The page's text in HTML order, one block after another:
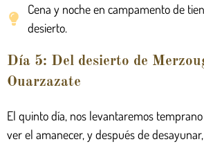
Cena y noche en campamento de
desierto.
Día 5: Del desierto de
Ouarzazate
El quinto día, nos levantaremos
ver el amanecer, y después de